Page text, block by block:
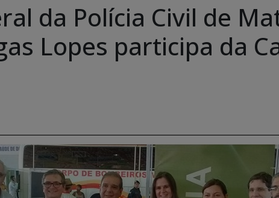
da Polícia Civil de
Lopes participa da